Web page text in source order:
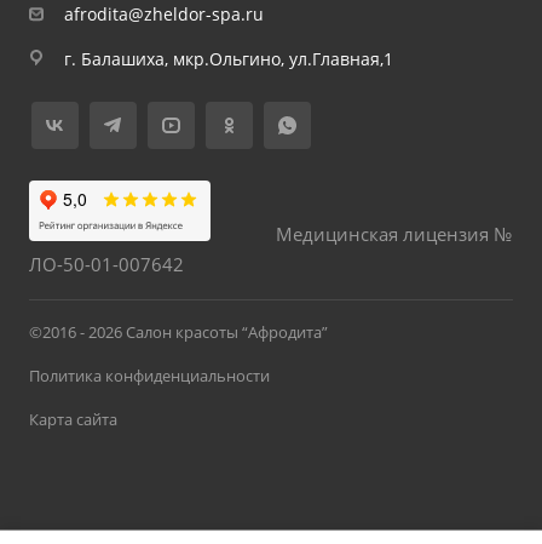
afrodita@zheldor-spa.ru
г. Балашиха, мкр.Ольгино, ул.Главная,1
Медицинская лицензия №
ЛО-50-01-007642
©2016 - 2026 Салон красоты “Афродита”
Политика конфиденциальности
Карта сайта